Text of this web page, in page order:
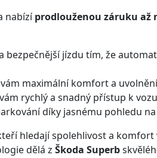
nabízíprodlouženou záruku až
bezpečnější jízdu tím, že
maximální komfort a
rychlý a snadný přístup k
díky jasnému pohledu
hledají spolehlivost a komfort
dělá z Škoda Superb